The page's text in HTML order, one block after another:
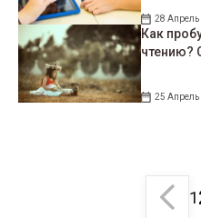
28 Апрель
Как
чтению?
25 Апрель
1